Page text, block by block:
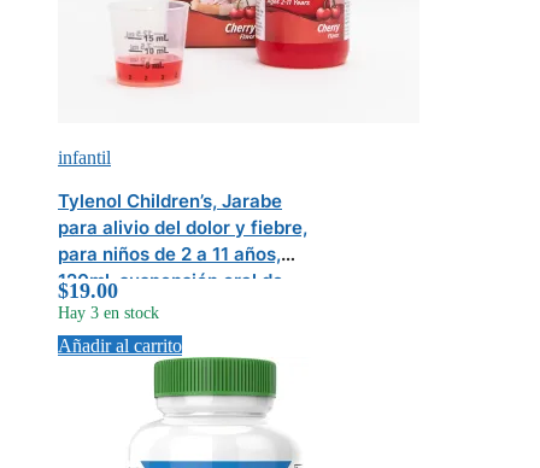
infantil
Tylenol Children’s, Jarabe
para alivio del dolor y fiebre,
para niños de 2 a 11 años,
120ml, suspensión oral de
Acetaminofen (160mg/5ml),
sabor a Cereza (Cherry), libre
de colorantes, alcohol y
$19.00
Hay 3 en stock
Añadir al carrito